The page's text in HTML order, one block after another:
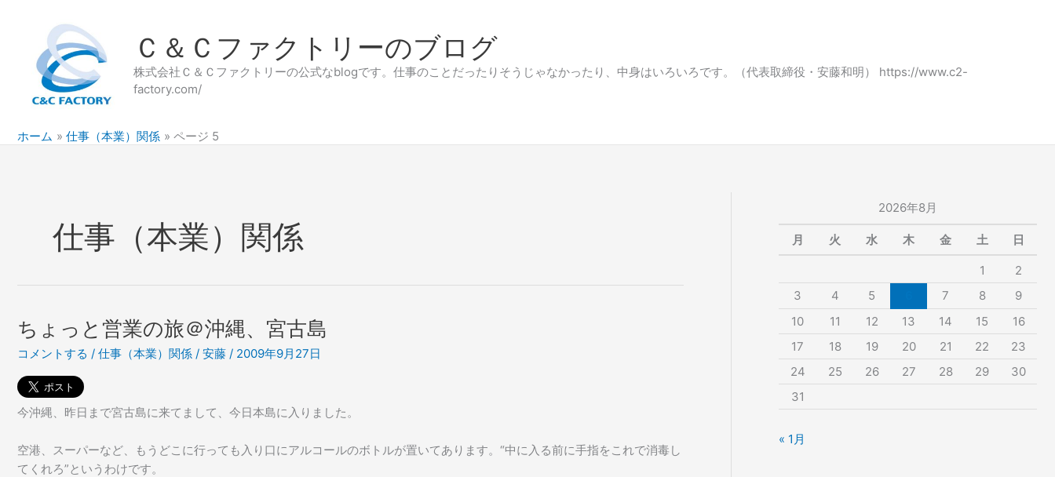
Ｃ＆Ｃファクトリーのブログ
株式会社Ｃ＆Ｃファクトリーの公式なblogです。仕事のことだったりそうじゃなかったり、中身はいろいろです。（代表取締役・安藤和明） https://www.c2-
factory.com/
ホーム 仕事（本業）関係 ページ 5
仕事（本業）関係
ちょっと営業の旅＠沖縄、宮古島
コメントする / 仕事（本業）関係 / 安藤 / 2009年9月27日
今沖縄、昨日まで宮古島に来てまして、今日本島に入りました。
空港、スーパーなど、もうどこに行っても入り口にアルコールのボトルが置いてあります。“中に入る前に手指をこれで消毒し
てくれろ”というわけです。
2026年8月
月 火 水 木 金 土 日
1
2
3
4 5 7 8
9
10
11 12 13 14 15
16
17
18 19 20 21 22
23
24
25 26 27 28 29
30
31
« 1月